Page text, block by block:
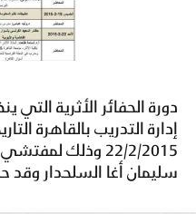
دورة الحفائر الأثرية التي
22/2/2015 وذلك
سليمان أغا السلحدار وقد حضرة